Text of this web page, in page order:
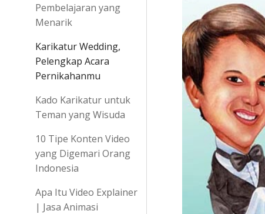
Pembelajaran yang
Menarik
Karikatur Wedding,
Pelengkap Acara
Pernikahanmu
Kado Karikatur untuk
Teman yang Wisuda
10 Tipe Konten Video
yang Digemari Orang
Indonesia
Apa Itu Video Explainer
| Jasa Animasi